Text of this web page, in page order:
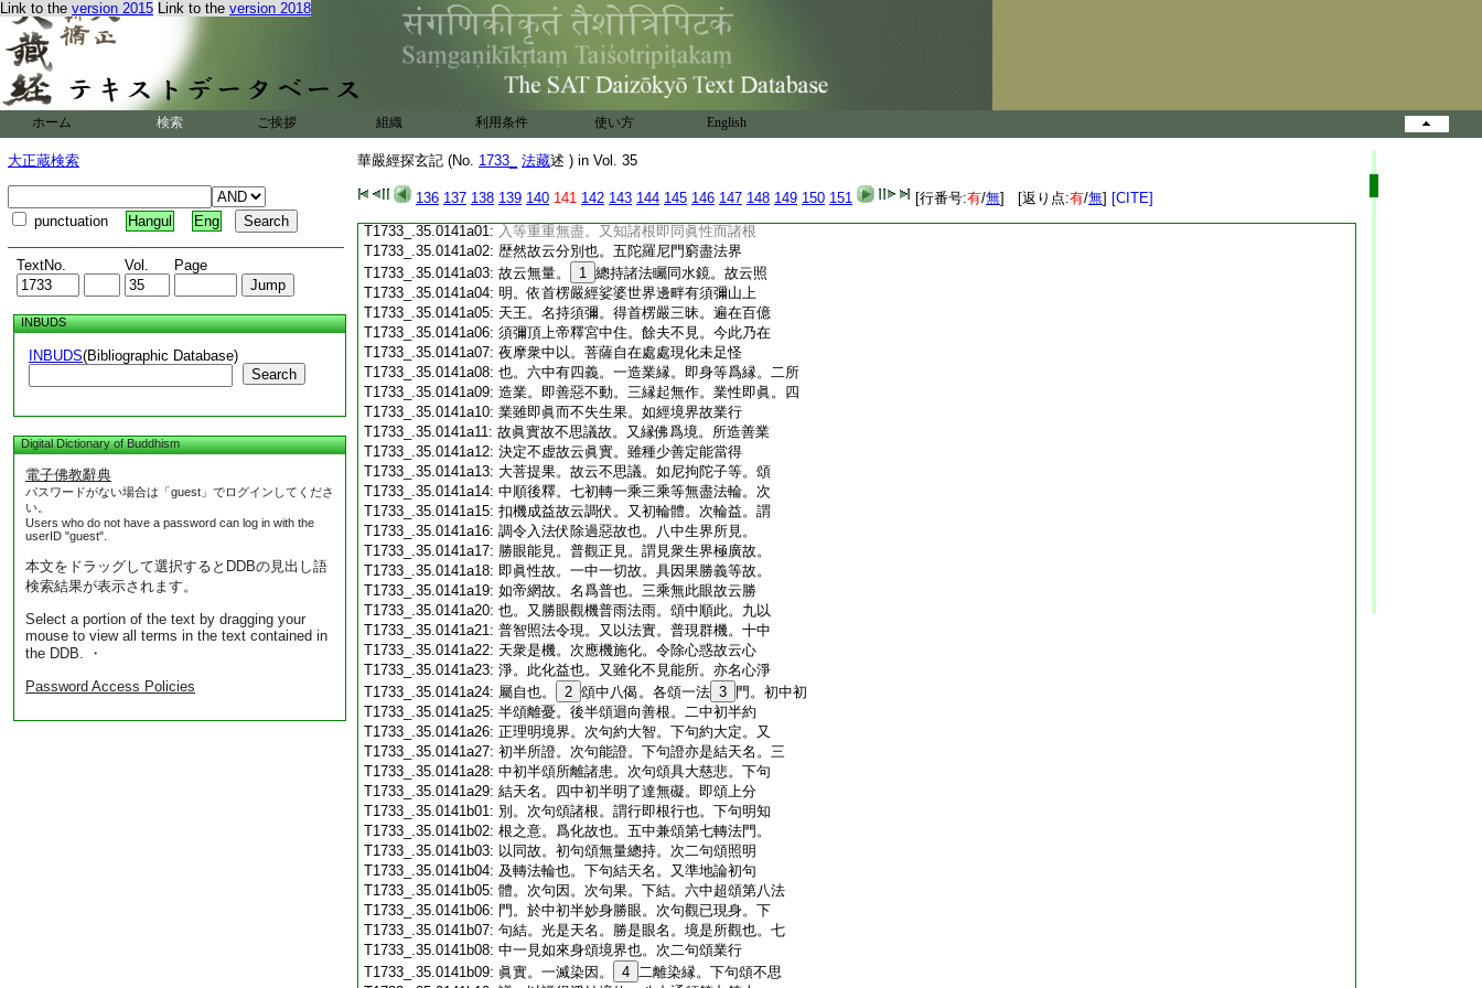
Link to the version 2015 Link to the version 2018
ホーム 検索 ご挨拶 組織 利用条件 使い方 English
大正蔵検索
punctuation Hangul Eng
TextNo. Vol. Page
INBUDS
INBUDS(Bibliographic Database)
Search
Digital Dictionary of Buddhism
電子佛教辭典
パスワードがない場合は「guest」でログインしてくださ
い。
Users who do not have a password can log in with the
userID "guest".
本文をドラッグして選択するとDDBの見出し語
検索結果が表示されます。
Select a portion of the text by dragging your
mouse to view all terms in the text contained in
the DDB. ・
Password Access Policies
華嚴經探玄記 (No. 1733_ 法藏述 ) in Vol. 35
136 137 138 139 140 141 142 143 144 145 146 147 148 149 150 151 [行番号:有/無] [返り点:有/無] [CITE]
T1733_.35.0140c19:次句頌菩提心。下句頌不可壞。八中初半
T1733_.35.0140c20: 頌無邊心海。謂佛子是念念。迴向有三義。
T1733_.35.0140c21:一雲集義。二向佛興供。三向佛聽法。如經
T1733_.35.0140c22:
悉來集故供養故聽法故。下句頌隨器普現
第九夜摩天有十。初令衆生離世憂惱
T1733_.35.0140c24:向出世順體之善。又法身斷徳名離憂。教
T1733_.35.0140c25:衆生淨道名向善根。二所縁分齊各非一
T1733_.35.0140c26:故。三中初大智離過不住生死。次大悲攝
T1733_.35.0140c27:生不住涅槃。又由具大悲救生。令離苦
T1733_.35.0140c28: 患。頌中順後釋。四了信等善根差別無邊。
T1733_.35.0141a01: 入等重重無盡。又知諸根即同眞性而諸根
T1733_.35.0141a02: 歴然故云分別也。五陀羅尼門窮盡法界
T1733_.35.0141a03: 故云無量。 1 總持諸法矚同水鏡。故云照
T1733_.35.0141a04: 明。依首楞嚴經娑婆世界邊畔有須彌山上
T1733_.35.0141a05: 天王。名持須彌。得首楞嚴三昧。遍在百億
T1733_.35.0141a06: 須彌頂上帝釋宮中住。餘夫不見。今此乃在
T1733_.35.0141a07: 夜摩衆中以。菩薩自在處處現化未足怪
T1733_.35.0141a08: 也。六中有四義。一造業縁。即身等爲縁。二所
T1733_.35.0141a09: 造業。即善惡不動。三縁起無作。業性即眞。四
T1733_.35.0141a10: 業雖即眞而不失生果。如經境界故業行
T1733_.35.0141a11: 故眞實故不思議故。又縁佛爲境。所造善業
T1733_.35.0141a12: 決定不虚故云眞實。雖種少善定能當得
T1733_.35.0141a13: 大菩提果。故云不思議。如尼拘陀子等。頌
T1733_.35.0141a14: 中順後釋。七初轉一乘三乘等無盡法輪。次
T1733_.35.0141a15: 扣機成益故云調伏。又初輪體。次輪益。謂
T1733_.35.0141a16: 調令入法伏除過惡故也。八中生界所見。
T1733_.35.0141a17: 勝眼能見。普觀正見。謂見衆生界極廣故。
T1733_.35.0141a18: 即眞性故。一中一切故。具因果勝義等故。
T1733_.35.0141a19: 如帝網故。名爲普也。三乘無此眼故云勝
T1733_.35.0141a20: 也。又勝眼觀機普雨法雨。頌中順此。九以
T1733_.35.0141a21: 普智照法令現。又以法實。普現群機。十中
T1733_.35.0141a22: 天衆是機。次應機施化。令除心惑故云心
T1733_.35.0141a23: 淨。此化益也。又雖化不見能所。亦名心淨
T1733_.35.0141a24: 屬自也。 2 頌中八偈。各頌一法 3
門。初中初
T1733_.35.0141a25: 半頌離憂。後半頌迴向善根。二中初半約
T1733_.35.0141a26: 正理明境界。次句約大智。下句約大定。又
T1733_.35.0141a27: 初半所證。次句能證。下句證亦是結天名。三
T1733_.35.0141a28: 中初半頌所離諸患。次句頌具大慈悲。下句
T1733_.35.0141a29: 結天名。四中初半明了達無礙。即頌上分
T1733_.35.0141b01: 別。次句頌諸根。謂行即根行也。下句明知
T1733_.35.0141b02: 根之意。爲化故也。五中兼頌第七轉法門。
T1733_.35.0141b03: 以同故。初句頌無量總持。次二句頌照明
T1733_.35.0141b04: 及轉法輪也。下句結天名。又準地論初句
T1733_.35.0141b05: 體。次句因。次句果。下結。六中超頌第八法
T1733_.35.0141b06: 門。於中初半妙身勝眼。次句觀已現身。下
T1733_.35.0141b07: 句結。光是天名。勝是眼名。境是所觀也。七
T1733_.35.0141b08: 中一見如來身頌境界也。次二句頌業行
T1733_.35.0141b09: 眞實。一滅染因。 4 二離染縁。下句頌不思